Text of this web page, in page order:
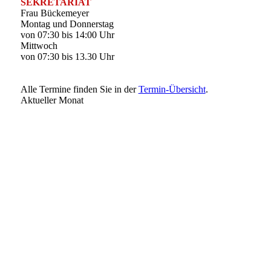
Frau Bückemeyer
Montag und Donnerstag
von 07:30 bis 14:00 Uhr
Mittwoch
von 07:30 bis 13.30 Uhr
Alle Termine finden Sie in derTermin-Übersicht.
Aktueller Monat